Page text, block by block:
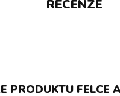
RECENZE
PRODUKTU FELCE